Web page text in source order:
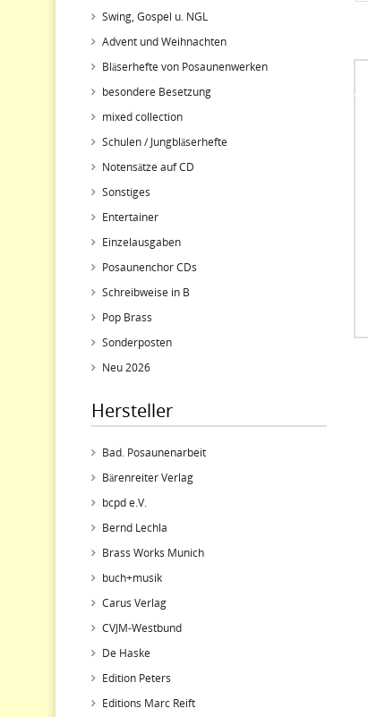
Swing, Gospel u. NGL
Advent und Weihnachten
Bläserhefte von Posaunenwerken
besondere Besetzung
mixed collection
Schulen / Jungbläserhefte
Notensätze auf CD
Sonstiges
Entertainer
Einzelausgaben
Posaunenchor CDs
Schreibweise in B
Pop Brass
Sonderposten
Neu 2026
Hersteller
Bad. Posaunenarbeit
Bärenreiter Verlag
bcpd e.V.
Bernd Lechla
Brass Works Munich
buch+musik
Carus Verlag
CVJM-Westbund
De Haske
Edition Peters
Editions Marc Reift